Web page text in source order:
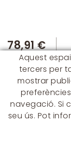
78,91 €
Aquest
tercers per
mostrar
navegació. Si
seu ús. Pot